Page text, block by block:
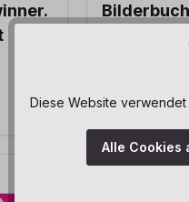
18,00 €*
Diese Website verwendet
Alle Cookies